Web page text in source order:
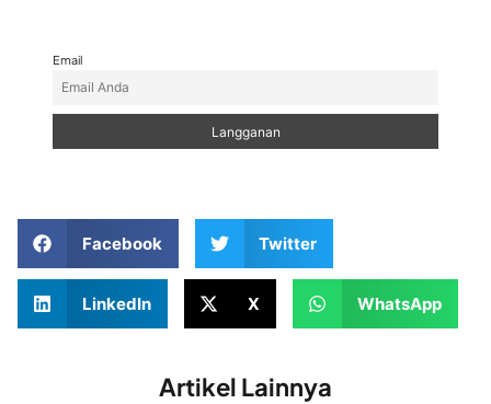
Email
Facebook Twitter
LinkedIn X WhatsApp
Artikel Lainnya